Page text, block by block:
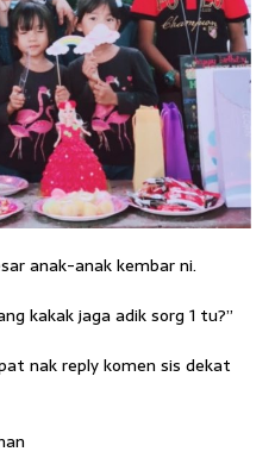
anak-anak kembar ni.
kakak jaga adik sorg 1 tu?”
nak reply komen sis dekat